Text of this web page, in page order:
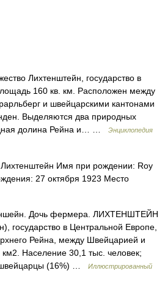
Лихтенштейн, государство в
160 кв. км. Расположен между
и швейцарскими кантонами
Выделяются два природных
долина Рейна и… …
Энциклопедия
Имя при рождении: Roy
27 октября 1923 Место
Дочь фермера. ЛИХТЕНШТЕЙН
государство в Центральной Европе,
Рейна, между Швейцарией и
Население 30,1 тыс. человек;
(16%) …
Иллюстрированный